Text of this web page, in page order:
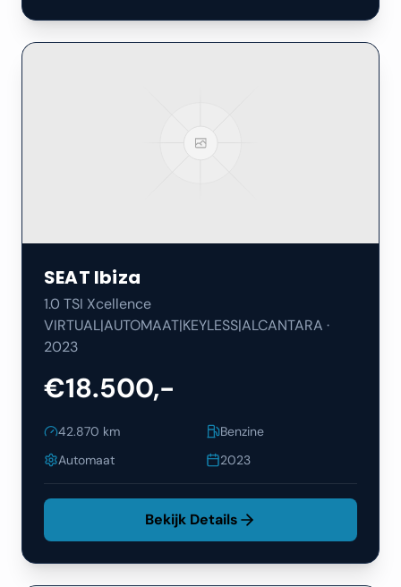
SEAT Ibiza
1.0 TSI Xcellence
VIRTUAL|AUTOMAAT|KEYLESS|ALCANTARA ·
2023
€18.500,-
42.870 km
Benzine
Automaat
2023
Bekijk Details